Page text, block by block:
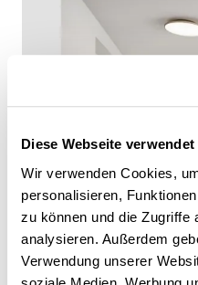
Diese Webseite
Wir verwenden Cookies,
personalisieren,
zu können und die Zugriffe
analysieren. Außerdem
Verwendung unserer